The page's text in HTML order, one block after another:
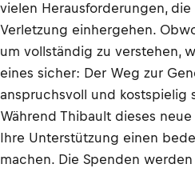
vielen Herausforderungen,
Verletzung einhergehen.
um vollständig zu verstehen,
eines sicher: Der Weg zur
anspruchsvoll und kostspielig
Während Thibault dieses
Ihre Unterstützung einen
machen. Die Spenden